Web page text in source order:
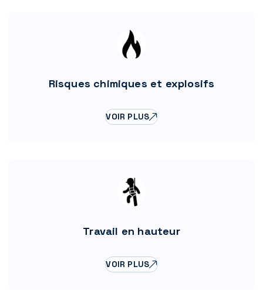
Risques chimiques et explosifs
VOIR PLUS
Travail en hauteur
VOIR PLUS